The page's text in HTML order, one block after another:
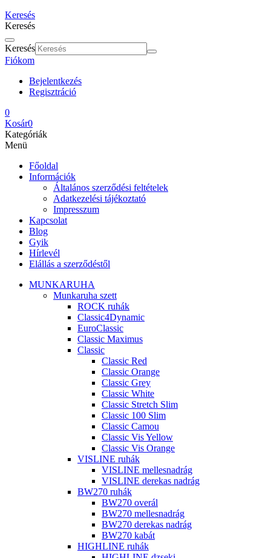
Keresés
Keresés
Keresés
Fiókom
Bejelentkezés
Regisztráció
0
Kosár0
Kategóriák
Menü
Főoldal
Információk
Általános szerződési feltételek
Adatkezelési tájékoztató
Impresszum
Kapcsolat
Blog
Gyik
Hírlevél
Elállás a szerződéstől
MUNKARUHA
Munkaruha szett
ROCK ruhák
Classic4Dynamic
EuroClassic
Classic Maximus
Classic
Classic Red
Classic Orange
Classic Grey
Classic White
Classic Stretch Slim
Classic 100 Slim
Classic Camou
Classic Vis Yellow
Classic Vis Orange
VISLINE ruhák
VISLINE mellesnadrág
VISLINE derekas nadrág
BW270 ruhák
BW270 overál
BW270 mellesnadrág
BW270 derekas nadrág
BW270 kabát
HIGHLINE ruhák